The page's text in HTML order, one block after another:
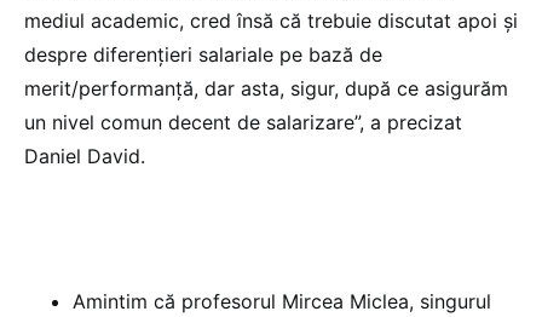
mediul academic, cred însă că trebuie discutat apoi și
despre diferențieri salariale pe bază de
merit/performanță, dar asta, sigur, după ce asigurăm
un nivel comun decent de salarizare”, a precizat
Daniel David.
Amintim că profesorul Mircea Miclea, singurul